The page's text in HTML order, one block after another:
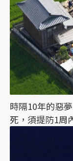
時隔10年的惡
死，須提防1周